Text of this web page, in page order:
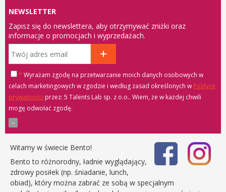
NEWSLETTER
Zapisz się do newslettera, aby otrzymywać zniżki oraz
informacje o promocjach i wyprzedażach.
* Wyrażam zgodę na przetwarzanie moich danych osobowych w
celach marketingowych w zgodzie i według zasad określonych w Polityce
prywatności
przez: 5 Talents Lab sp. z o.o.. Wiem, że w każdej chwili
mogę odwołać zgodę.
Witamy w świecie Bento!
Bento to różnorodny, ładnie wyglądający,
zdrowy posiłek (np. śniadanie, lunch,
obiad), który można zabrać ze sobą w specjalnym